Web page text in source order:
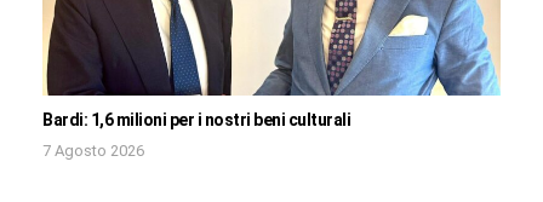
Bardi: 1,6 milioni per i nostri beni culturali
7 Agosto 2026